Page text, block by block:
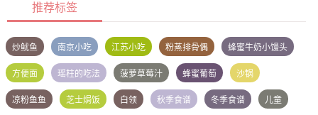
推荐标签
炒鱿鱼 南京小吃 江苏小吃 粉蒸排骨偶 蜂蜜牛奶小馒头
方便面 瑶柱的吃法 菠萝草莓汁 蜂蜜葡萄 沙锅
凉粉鱼鱼 芝士焗饭 白领 秋季食谱 冬季食谱 儿童